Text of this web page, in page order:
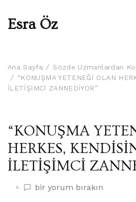
Esra Öz
Ana Sayfa
Sözde Uzmanlardan
“KONUŞMA YETENEĞİ OLAN
İLETİŞİMCİ ZANNEDİYOR”
“KONUŞMA
HERKES,
İLETİŞİMCİ
“KONUŞMA
bir yorum bırakın